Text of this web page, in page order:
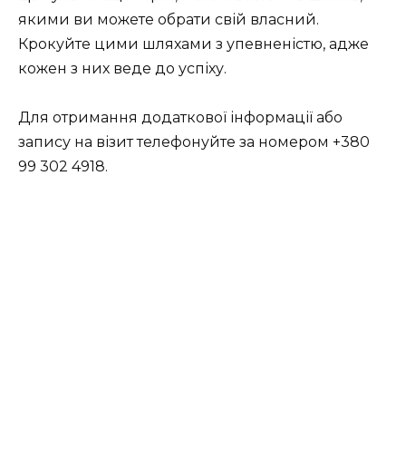
якими ви можете обрати свій власний.
Крокуйте цими шляхами з упевненістю, адже
кожен з них веде до успіху.
Для отримання додаткової інформації або
запису на візит телефонуйте за номером +380
99 302 4918.